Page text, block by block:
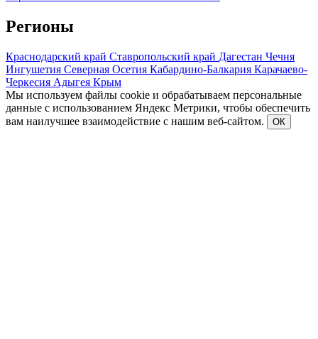
Регионы
Краснодарский край Ставропольский край Дагестан Чечня
Ингушетия Северная Осетия Кабардино-Балкария Карачаево-
Черкесия Адыгея Крым
Мы используем файлы cookie и обрабатываем персональные
данные с использованием Яндекс Метрики, чтобы обеспечить
вам наилучшее взаимодействие с нашим веб-сайтом.
ОК